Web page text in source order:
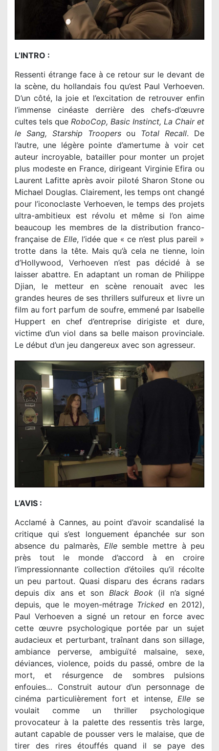
L’INTRO :
Ressenti étrange face à ce retour sur le devant de
la scène, du hollandais fou qu’est Paul Verhoeven.
D’un côté, la joie et l’excitation de retrouver enfin
l’immense cinéaste derrière des chefs-d’œuvre
cultes tels que RoboCop, Basic Instinct, La Chair et
le Sang, Starship Troopersou Total Recall. De
l’autre, une légère pointe d’amertume à voir cet
auteur incroyable, batailler pour monter un projet
plus modeste en France, dirigeant Virginie Efira ou
Laurent Lafitte après avoir piloté Sharon Stone ou
Michael Douglas. Clairement, les temps ont changé
pour l’iconoclaste Verhoeven, le temps des projets
ultra-ambitieux est révolu et même si l’on aime
beaucoup les membres de la distribution franco-
française de Elle, l’idée que « ce n’est plus pareil »
trotte dans la tête. Mais qu’à cela ne tienne, loin
d’Hollywood, Verhoeven n’est pas décidé à se
laisser abattre. En adaptant un roman de Philippe
Djian, le metteur en scène renouait avec les
grandes heures de ses thrillers sulfureux et livre un
film au fort parfum de soufre, emmené par Isabelle
Huppert en chef d’entreprise dirigiste et dure,
victime d’un viol dans sa belle maison provinciale.
Le début d’un jeu dangereux avec son agresseur.
L’AVIS :
Acclamé à Cannes, au point d’avoir scandalisé la
critique qui s’est longuement épanchée sur son
absence du palmarès, Ellesemble mettre à peu
près tout le monde d’accord à en croire
l’impressionnante collection d’étoiles qu’il récolte
un peu partout. Quasi disparu des écrans radars
depuis dix ans et son Black Book (il n’a signé
depuis, que le moyen-métrage Tricked en 2012),
Paul Verhoeven a signé un retour en force avec
cette œuvre psychologique portée par un sujet
audacieux et perturbant, traînant dans son sillage,
ambiance perverse, ambiguïté malsaine, sexe,
déviances, violence, poids du passé, ombre de la
mort, et résurgence de sombres pulsions
enfouies… Construit autour d’un personnage de
cinéma particulièrement fort et intense, Elle se
voulait comme un thriller psychologique
provocateur à la palette des ressentis très large,
autant capable de pousser vers le malaise, que de
tirer des rires étouffés quand il se paye des